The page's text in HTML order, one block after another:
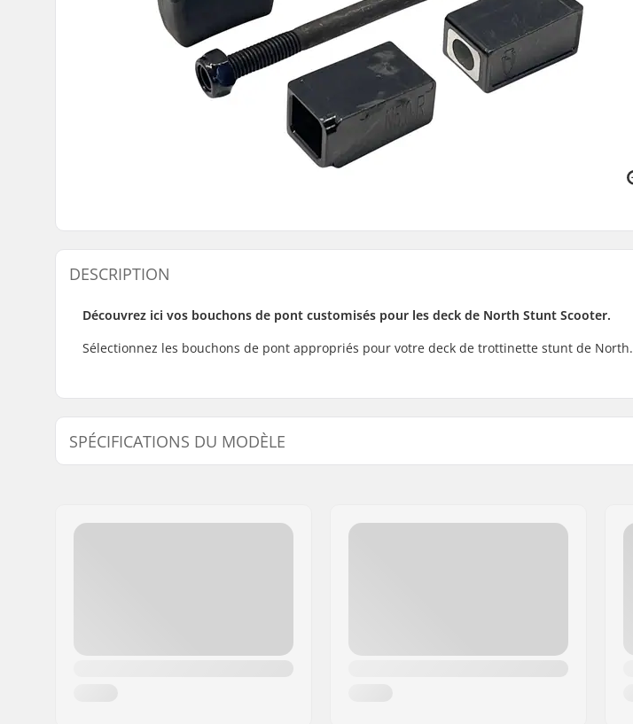
DESCRIPTION
Découvrez ici vos bouchons de pont customisés pour les deck de North Stunt Scooter.
Sélectionnez les bouchons de pont appropriés pour votre deck de trottinette stunt de North.
SPÉCIFICATIONS DU MODÈLE